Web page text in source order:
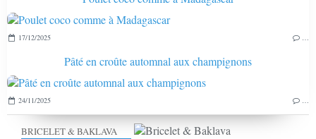
BRICELET & BAKLAVA
17/12/2025 …
Pâté en croûte automnal aux champignons
24/11/2025 …